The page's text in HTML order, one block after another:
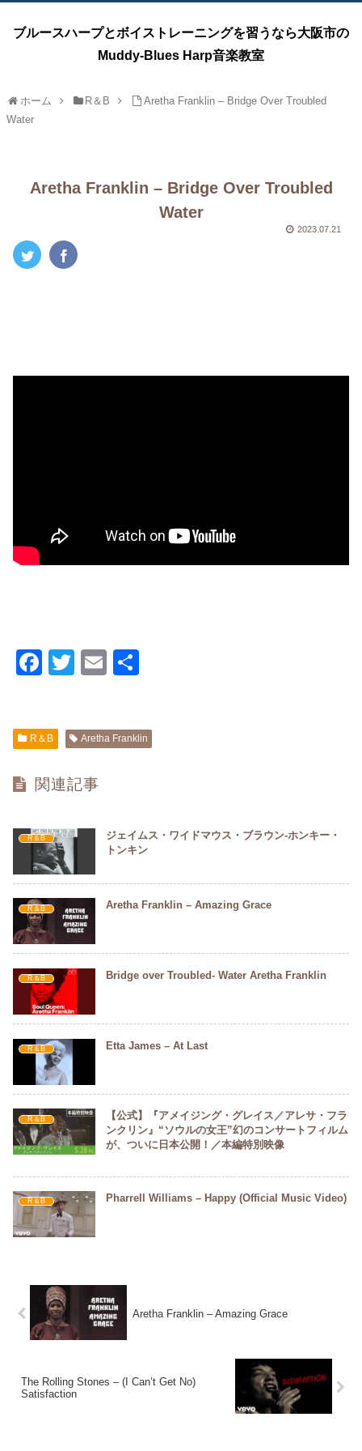
ブルースハープとボイストレーニングを習うなら大阪市の
Muddy-Blues Harp音楽教室
ホーム R＆B
Aretha Franklin – Bridge Over Troubled
Water
Aretha Franklin – Bridge Over Troubled
Water
2023.07.21
F
e
o
k
T
er
E
R＆B Aretha Franklin
関連記事
R＆B
ジェイムス・ワイドマウス・ブラウン-ホンキー・
トンキン
R＆B Aretha Franklin – Amazing Grace
R＆B Bridge over Troubled- Water Aretha Franklin
R＆B Etta James – At Last
R＆B
【公式】『アメイジング・グレイス／アレサ・フラ
ンクリン』“ソウルの女王”幻のコンサートフィルム
が、ついに日本公開！／本編特別映像
R＆B Pharrell Williams – Happy (Official Music Video)
Aretha Franklin – Amazing Grace
The Rolling Stones – (I Can’t Get No)
Satisfaction